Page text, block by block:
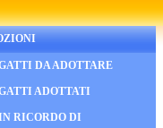
DA ADOTTARE
ADOTTATI
RICORDO DI